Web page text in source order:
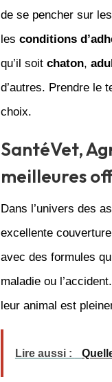
de se pencher sur
les conditions
qu’il soit chaton,
d’autres. Prendre le
choix.
SantéVet,
meilleures
Dans l’univers des
excellente
avec des formules
maladie ou
leur animal est
Lire aussi :